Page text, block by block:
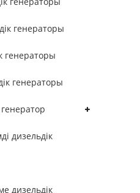
генераторы
генераторы
генераторы
генератор
дизельдік
дизельдік